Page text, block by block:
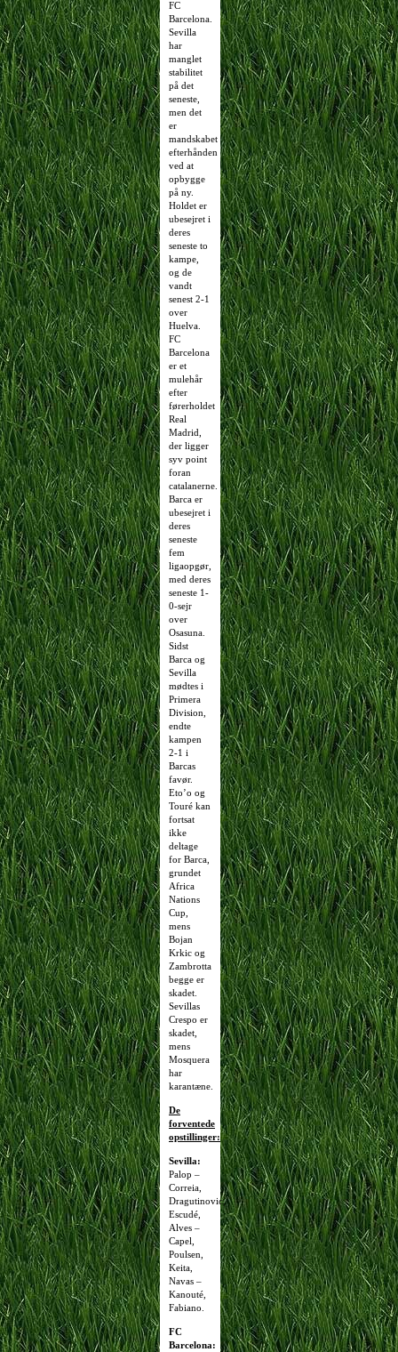
FC
Barcelona.
Sevilla
har
manglet
stabilitet
på det
seneste,
men det
er
mandskabet
efterhånden
ved at
opbygge
på ny.
Holdet er
ubesejret i
deres
seneste to
kampe,
og de
vandt
senest 2-1
over
Huelva.
FC
Barcelona
er et
mulehår
efter
førerholdet
Real
Madrid,
der ligger
syv point
foran
catalanerne.
Barca er
ubesejret i
deres
seneste
fem
ligaopgør,
med deres
seneste 1-
0-sejr
over
Osasuna.
Sidst
Barca og
Sevilla
mødtes i
Primera
Division,
endte
kampen
2-1 i
Barcas
favør.
Eto’o og
Touré kan
fortsat
ikke
deltage
for Barca,
grundet
Africa
Nations
Cup,
mens
Bojan
Krkic og
Zambrotta
begge er
skadet.
Sevillas
Crespo er
skadet,
mens
Mosquera
har
karantæne.
De
forventede
opstillinger:
Sevilla:
Palop –
Correia,
Dragutinovic,
Escudé,
Alves –
Capel,
Poulsen,
Keita,
Navas –
Kanouté,
Fabiano.
FC
Barcelona: